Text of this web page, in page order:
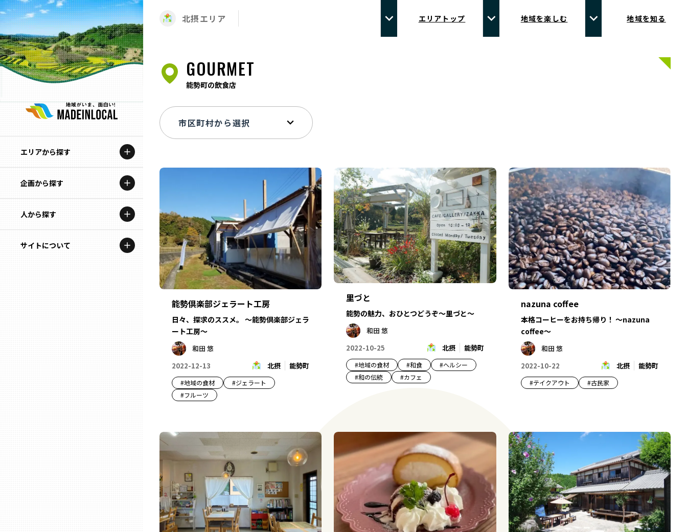
エリアから探す
北海道
青森
岩手
企画から探す
特集コンテンツ
地域を代表する企業100選
人から探す
記事ライター
サイトについて
北摂エリア エリアトップ 地域を楽しむ 地域を知る
GOURMET
能勢町の飲食店
能勢倶楽部ジェラート工房
日々、探求のススメ。 ～能勢倶楽部ジェラ
ート工房～
和田 悠
2022-12-13
北摂 能勢町
#地域の食材 #ジェラート
#フルーツ
里づと
能勢の魅力、おひとつどうぞ～里づと～
和田 悠
2022-10-25
北摂 能勢町
#地域の食材 #和食 #ヘルシー
#和の伝統 #カフェ
nazuna coffee
本格コーヒーをお持ち帰り！ ～nazuna
coffee～
和田 悠
2022-10-22
北摂 能勢町
#テイクアウト #古民家